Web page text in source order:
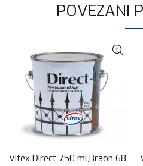
POVEZANI
Vitex Direct 750 ml,Braon 68